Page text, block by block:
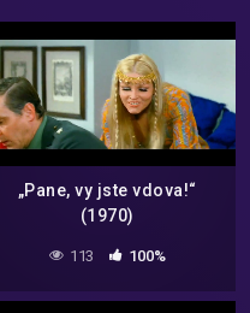
„Pane, vy jste vdova!“
(1970)
113 100%